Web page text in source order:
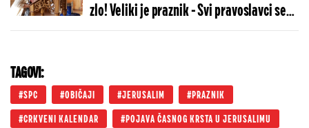
zlo! Veliki je praznik - Svi pravoslavci se
mole ovom mučeniku
TAGOVI:
SPC OBIČAJI JERUSALIM PRAZNIK
CRKVENI KALENDAR POJAVA ČASNOG KRSTA U JERUSALIMU